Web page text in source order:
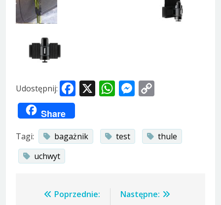
Udostępnij: Facebook
X WhatsApp
Messenger
Share
Tagi: bagażnik test
thule
uchwyt
Nawigacja
Poprzednie:
Następne: